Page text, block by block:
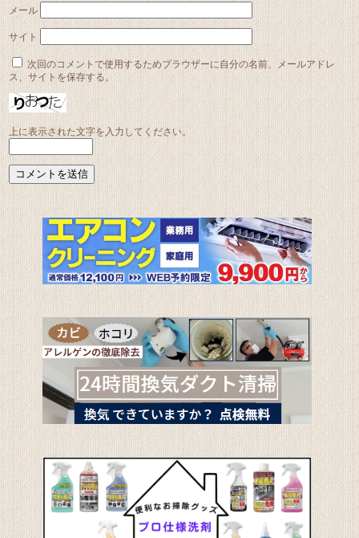
メール
サイト
次回のコメントで使用するためブラウザーに自分の名前、メールアドレ
ス、サイトを保存する。
上に表示された文字を入力してください。